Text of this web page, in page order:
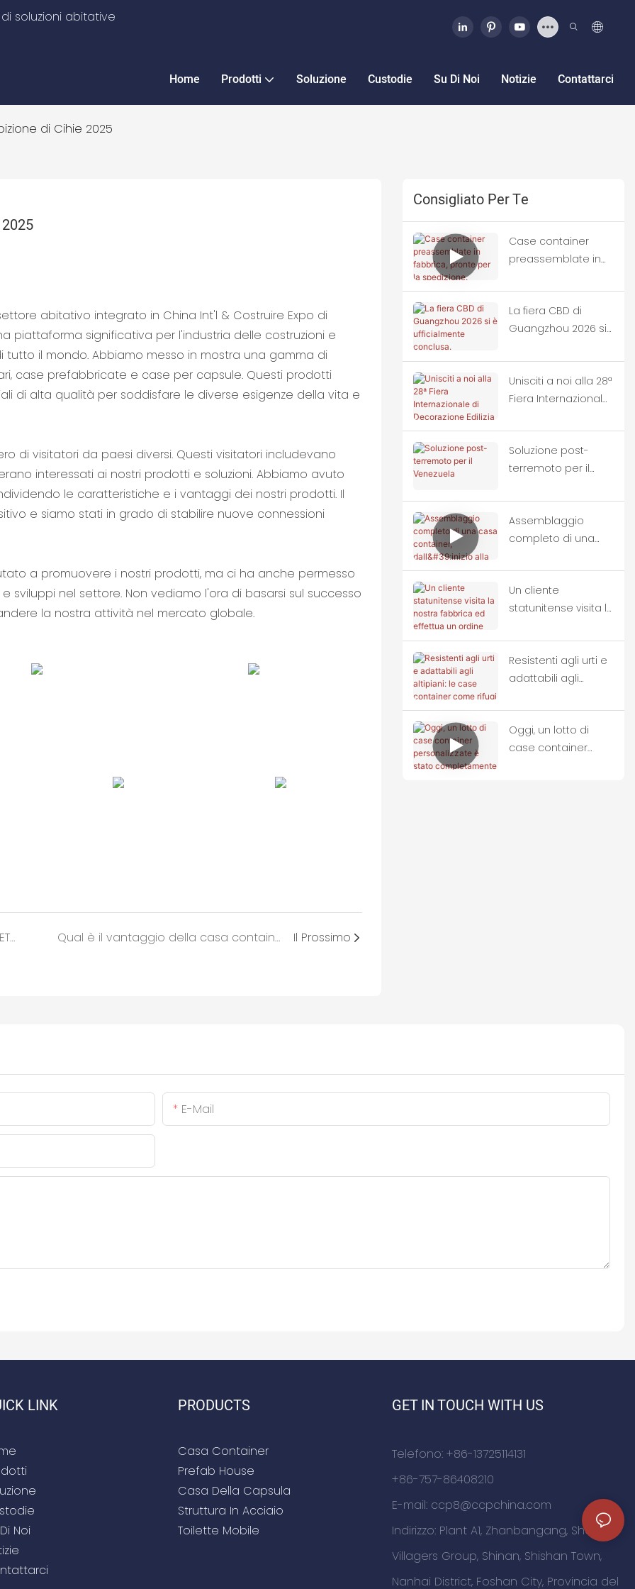
soluzioni abitative
Home Prodotti Soluzione Custodie Su Di Noi Notizie Contattarci
di Cihie 2025
abitativo integrato in China Int'l & Costruire Expo di
piattaforma significativa per l'industria delle costruzioni e
il mondo. Abbiamo messo in mostra una gamma di
case prefabbricate e case per capsule. Questi prodotti
di alta qualità per soddisfare le diverse esigenze della vita e
di visitatori da paesi diversi. Questi visitatori includevano
interessati ai nostri prodotti e soluzioni. Abbiamo avuto
le caratteristiche e i vantaggi dei nostri prodotti. Il
e siamo stati in grado di stabilire nuove connessioni
a promuovere i nostri prodotti, ma ci ha anche permesso
nel settore. Non vediamo l'ora di basarsi sul successo
la nostra attività nel mercato globale.
Invito per la 17a Cina INT'L INTERVEGNO INTERVETTO INTERVETRO & Edificio Industrialization Expo Qual è il vantaggio della casa container staccabile? Il Prossimo
Consigliato Per Te
Case container
preassemblate in
la spedizione.
La fiera CBD di
Guangzhou 2026 si
conclusa.
Unisciti a noi alla 28ª
Fiera Internazionale
Edilizia di
Guangzhou, Cina.
Soluzione post-
terremoto per il
Assemblaggio
completo di una
dall'inizio alla fine.
Un cliente
statunitense visita la
effettua un ordine
all'ingrosso di case
container.
Resistenti agli urti e
adattabili agli
container come
rifugi ideali per le
zone colpite dai
Oggi, un lotto di
case container
E-Mail
LINK
Noi
PRODUCTS
Casa Container
Prefab House
Casa Della Capsula
Struttura In Acciaio
Toilette Mobile
GET IN TOUCH WITH US
Telefono: +86-13725114131
+86-757-86408210
E-mail: ccp8@ccpchina.com
Indirizzo: Plant A1, Zhanbangang, Sha'er
Villagers Group, Shinan, Shishan Town,
Nanhai District, Foshan City, Provincia del